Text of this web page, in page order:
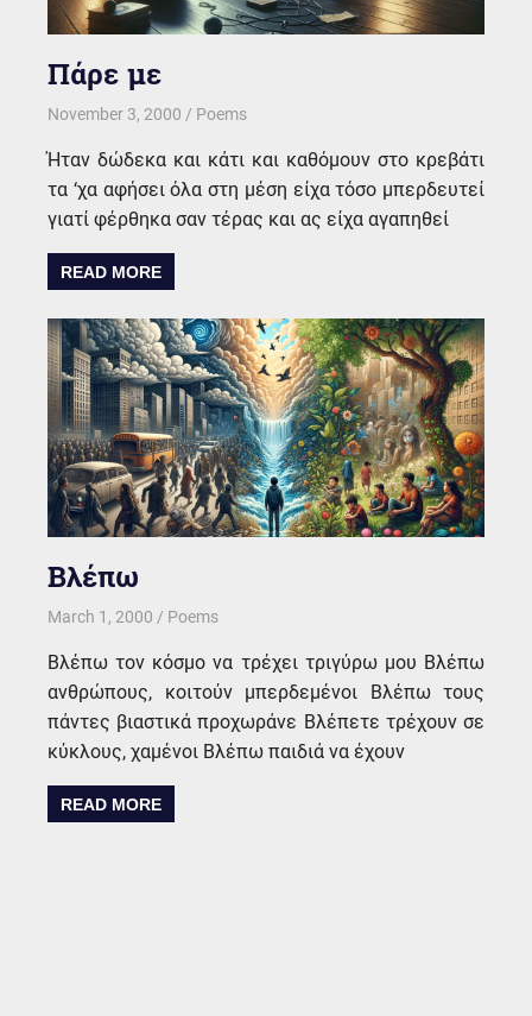
Πάρε με
November 3, 2000 kgk
Poems
Ήταν δώδεκα και κάτι και καθόμουν στο κρεβάτι
τα ‘χα αφήσει όλα στη μέση είχα τόσο μπερδευτεί
γιατί φέρθηκα σαν τέρας και ας είχα αγαπηθεί
READ MORE
Βλέπω
March 1, 2000 kgk
Poems
Βλέπω τον κόσμο να τρέχει τριγύρω μου Βλέπω
ανθρώπους, κοιτούν μπερδεμένοι Βλέπω τους
πάντες βιαστικά προχωράνε Βλέπετε τρέχουν σε
κύκλους, χαμένοι Βλέπω παιδιά να έχουν
READ MORE